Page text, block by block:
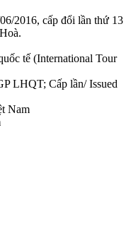
2016, cấp đổi lần thứ 13
tế (International Tour
LHQT; Cấp lần/ Issued
Nam